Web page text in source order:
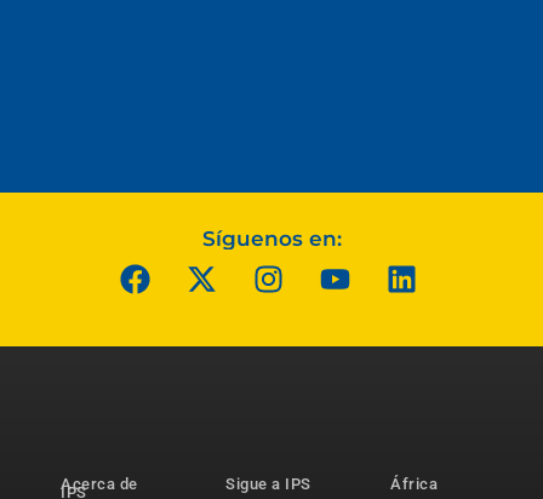
Síguenos en:
Acerca de
IPS Sigue a IPS África